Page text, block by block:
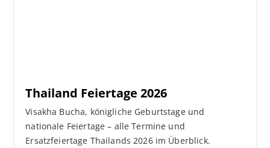
Thailand Feiertage 2026
Visakha Bucha, königliche Geburtstage und
nationale Feiertage – alle Termine und
Ersatzfeiertage Thailands 2026 im Überblick.